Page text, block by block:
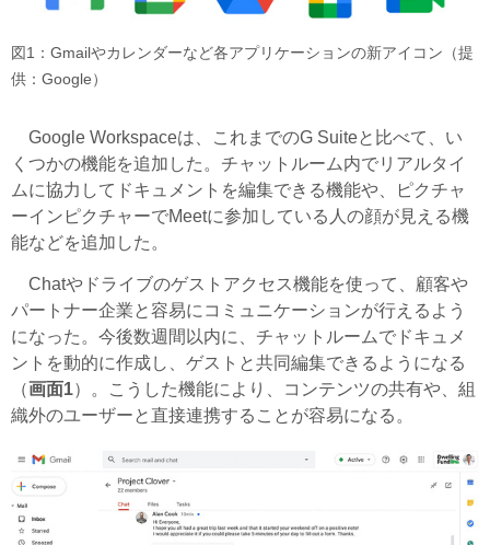
図1：Gmailやカレンダーなど各アプリケーションの新アイコン（提
供：Google）
Google Workspaceは、これまでのG Suiteと比べて、い
くつかの機能を追加した。チャットルーム内でリアルタイ
ムに協力してドキュメントを編集できる機能や、ピクチャ
ーインピクチャーでMeetに参加している人の顔が見える機
能などを追加した。
Chatやドライブのゲストアクセス機能を使って、顧客や
パートナー企業と容易にコミュニケーションが行えるよう
になった。今後数週間以内に、チャットルームでドキュメ
ントを動的に作成し、ゲストと共同編集できるようになる
（画面1）。こうした機能により、コンテンツの共有や、組
織外のユーザーと直接連携することが容易になる。